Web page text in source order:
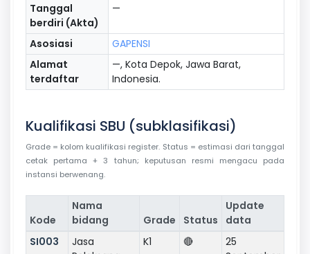
Tanggal
berdiri (Akta)
—
Asosiasi
GAPENSI
Alamat
terdaftar
—, Kota Depok, Jawa Barat,
Indonesia.
Kualifikasi SBU (subklasifikasi)
Grade = kolom kualifikasi register. Status = estimasi dari tanggal
cetak pertama + 3 tahun; keputusan resmi mengacu pada
instansi berwenang.
Kode
Nama
bidang
Grade Status
Update
data
SI003
Jasa
K1 🔴
25